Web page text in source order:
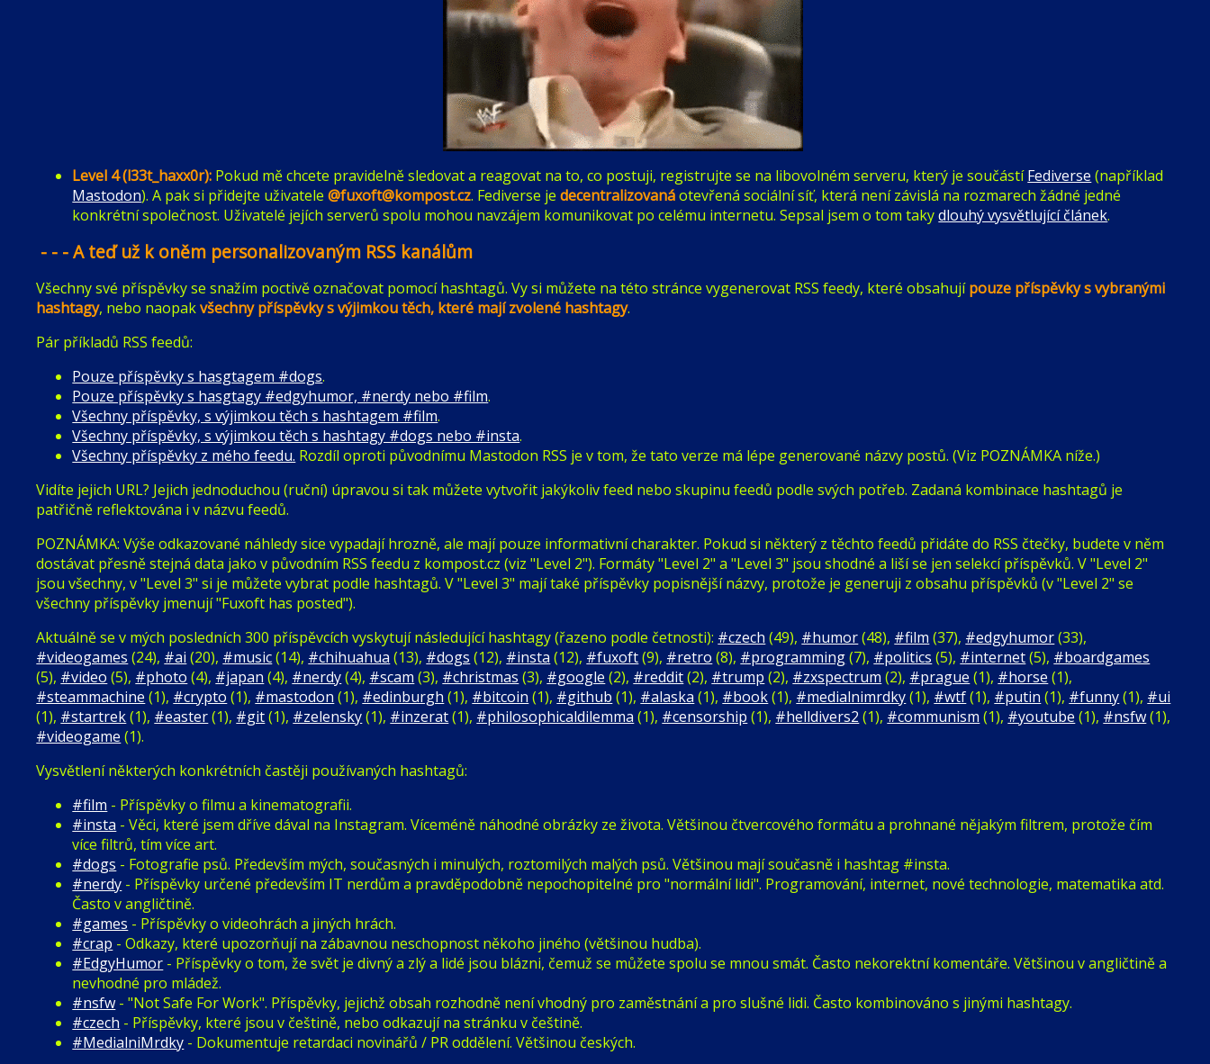
Level 4 (l33t_haxx0r): Pokud mě chcete pravidelně sledovat a reagovat na to, co postuji, registrujte se na libovolném serveru, který je součástíFediverse (například
Mastodon). A pak si přidejte uživatele@fuxoft@kompost.cz. Fediverse jedecentralizovanáotevřená sociální síť, která není závislá na rozmarech žádné jedné
konkrétní společnost. Uživatelé jejích serverů spolu mohou navzájem komunikovat po celému internetu. Sepsal jsem o tom takydlouhý vysvětlující článek.
- - - A teď už k oněm personalizovaným RSS kanálům
Všechny své příspěvky se snažím poctivě označovat pomocí hashtagů. Vy si můžete na této stránce vygenerovat RSS feedy, které obsahujípouze příspěvky s vybranými
hashtagy, nebo naopakvšechny příspěvky s výjimkou těch, které mají zvolené hashtagy.
Pár příkladů RSS feedů:
Pouze příspěvky s hasgtagem #dogs.
Pouze příspěvky s hasgtagy #edgyhumor, #nerdy nebo #film.
Všechny příspěvky, s výjimkou těch s hashtagem #film.
Všechny příspěvky, s výjimkou těch s hashtagy #dogs nebo #insta.
Všechny příspěvky z mého feedu. Rozdíl oproti původnímu Mastodon RSS je v tom, že tato verze má lépe generované názvy postů. (Viz POZNÁMKA níže.)
Vidíte jejich URL? Jejich jednoduchou (ruční) úpravou si tak můžete vytvořit jakýkoliv feed nebo skupinu feedů podle svých potřeb. Zadaná kombinace hashtagů je
patřičně reflektována i v názvu feedů.
POZNÁMKA: Výše odkazované náhledy sice vypadají hrozně, ale mají pouze informativní charakter. Pokud si některý z těchto feedů přidáte do RSS čtečky, budete v něm
dostávat přesně stejná data jako v původním RSS feedu z kompost.cz (viz "Level 2"). Formáty "Level 2" a "Level 3" jsou shodné a liší se jen selekcí příspěvků. V "Level 2"
jsou všechny, v "Level 3" si je můžete vybrat podle hashtagů. V "Level 3" mají také příspěvky popisnější názvy, protože je generuji z obsahu příspěvků (v "Level 2" se
všechny příspěvky jmenují "Fuxoft has posted").
Aktuálně se v mých posledních 300 příspěvcích vyskytují následující hashtagy (řazeno podle četnosti): #czech (49), #humor(48), #film (37), #edgyhumor(33),
#videogames (24), #ai (20), #music(14), #chihuahua (13), #dogs (12), #insta (12), #fuxoft(9), #retro (8), #programming(7), #politics (5), #internet(5), #boardgames
(5), #video (5), #photo (4), #japan (4), #nerdy(4), #scam (3), #christmas (3), #google (2), #reddit(2), #trump (2), #zxspectrum (2), #prague (1), #horse (1),
#steammachine (1), #crypto (1), #mastodon (1), #edinburgh (1), #bitcoin (1), #github (1), #alaska (1), #book(1), #medialnimrdky(1), #wtf(1), #putin (1), #funny(1), #ui
(1), #startrek(1), #easter(1), #git(1), #zelensky(1), #inzerat(1), #philosophicaldilemma (1), #censorship (1), #helldivers2 (1), #communism (1), #youtube (1), #nsfw(1),
#videogame (1).
Vysvětlení některých konkrétních častěji používaných hashtagů:
#film - Příspěvky o filmu a kinematografii.
#insta - Věci, které jsem dříve dával na Instagram. Víceméně náhodné obrázky ze života. Většinou čtvercového formátu a prohnané nějakým filtrem, protože čím
více filtrů, tím více art.
#dogs - Fotografie psů. Především mých, současných i minulých, roztomilých malých psů. Většinou mají současně i hashtag #insta.
#nerdy - Příspěvky určené především IT nerdům a pravděpodobně nepochopitelné pro "normální lidi". Programování, internet, nové technologie, matematika atd.
Často v angličtině.
#games - Příspěvky o videohrách a jiných hrách.
#crap - Odkazy, které upozorňují na zábavnou neschopnost někoho jiného (většinou hudba).
#EdgyHumor - Příspěvky o tom, že svět je divný a zlý a lidé jsou blázni, čemuž se můžete spolu se mnou smát. Často nekorektní komentáře. Většinou v angličtině a
nevhodné pro mládež.
#nsfw - "Not Safe For Work". Příspěvky, jejichž obsah rozhodně není vhodný pro zaměstnání a pro slušné lidi. Často kombinováno s jinými hashtagy.
#czech - Příspěvky, které jsou v češtině, nebo odkazují na stránku v češtině.
#MedialniMrdky - Dokumentuje retardaci novinářů / PR oddělení. Většinou českých.